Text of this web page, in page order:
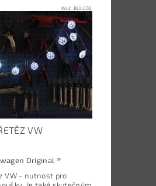
Kód: BULC02
VW
Original ®
VW - nutnost pro